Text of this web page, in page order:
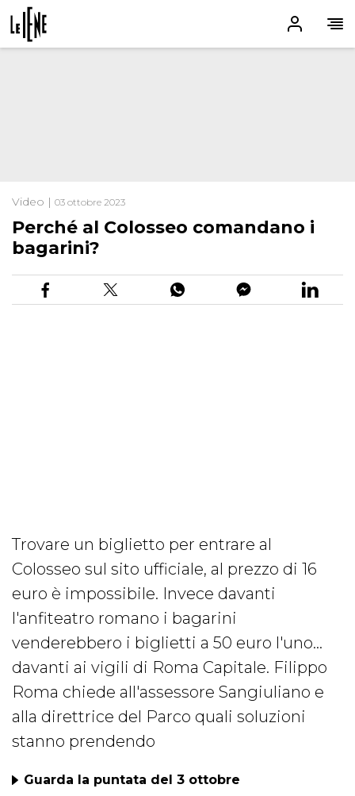
Video | 03 ottobre 2023
Perché al Colosseo comandano i
bagarini?
Trovare un biglietto per entrare al
Colosseo sul sito ufficiale, al prezzo di 16
euro è impossibile. Invece davanti
l'anfiteatro romano i bagarini
venderebbero i biglietti a 50 euro l'uno…
davanti ai vigili di Roma Capitale. Filippo
Roma chiede all'assessore Sangiuliano e
alla direttrice del Parco quali soluzioni
stanno prendendo
Guarda la puntata del 3 ottobre